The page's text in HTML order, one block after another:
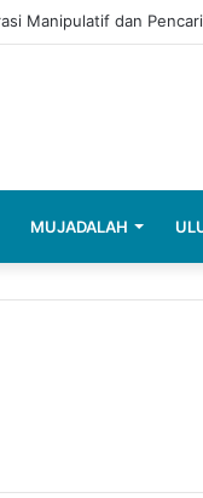
Manipulatif dan
MUJADALAH